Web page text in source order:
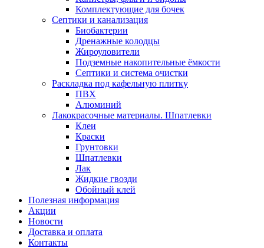
Комплектующие для бочек
Септики и канализация
Биобактерии
Дренажные колодцы
Жироуловители
Подземные накопительные ёмкости
Септики и система очистки
Раскладка под кафельную плитку
ПВХ
Алюминий
Лакокрасочные материалы. Шпатлевки
Клеи
Краски
Грунтовки
Шпатлевки
Лак
Жидкие гвозди
Обойный клей
Полезная информация
Акции
Новости
Доставка и оплата
Контакты